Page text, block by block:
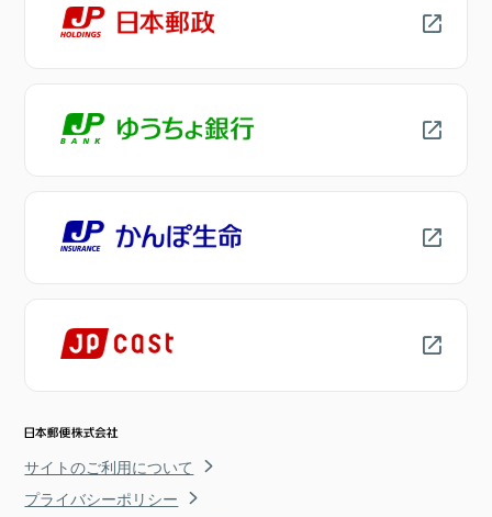
サイトのご利用について
プライバシーポリシー